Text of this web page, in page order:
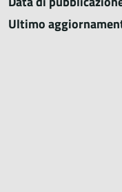
Ultimo